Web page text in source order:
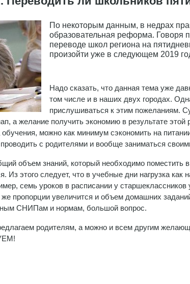
По некоторым данным, в недрах
образовательная реформа. Говоря
переводе школ региона на
произойти уже в следующем 2019
Надо сказать, что данная тема уже
том числе и в наших двух городах.
прислушиваться к этим пожеланиям.
а желание получить экономию в результате
можно как минимум сэкономить на
с родителями и вообще заниматься
объем знаний, который необходимо поместить
Из этого следует, что в учебные дни нагрузка как
семь уроков в расписании у
пропорции увеличится и объем домашних
СНИПам и нормам, большой вопрос.
родителям, а можно и всем другим